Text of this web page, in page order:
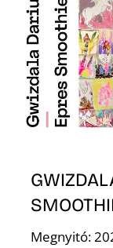
Megnyitó: